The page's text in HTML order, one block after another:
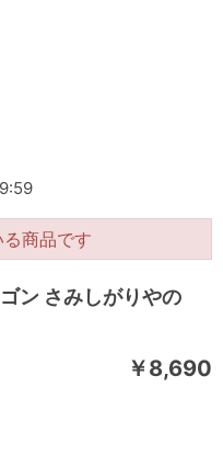
ン さみしがりやの
￥8,690
商品です